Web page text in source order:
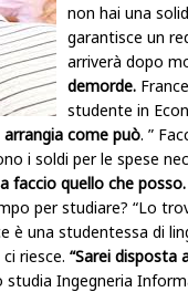
non hai una
garantisce un
arriverà dopo
demorde.
studente in
arrangia come può. ”
i soldi per le spese
faccio quello che
per studiare? “Lo
è una studentessa di
riesce. “Sarei disposta
Ingegneria